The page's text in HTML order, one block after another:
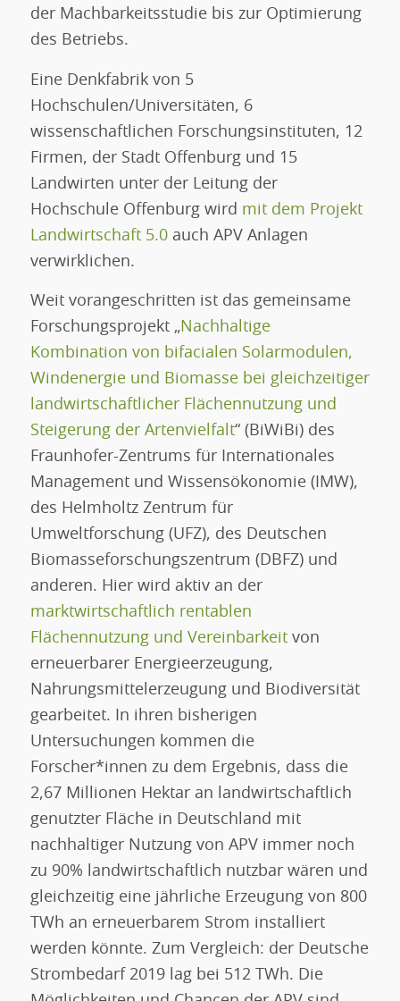
der Machbarkeitsstudie bis zur Optimierung
des Betriebs.
Eine Denkfabrik von 5
Hochschulen/Universitäten, 6
wissenschaftlichen Forschungsinstituten, 12
Firmen, der Stadt Offenburg und 15
Landwirten unter der Leitung der
Hochschule Offenburg wird mit dem Projekt
Landwirtschaft 5.0auch APV Anlagen
verwirklichen.
Weit vorangeschritten ist das gemeinsame
Forschungsprojekt „Nachhaltige
Kombination von bifacialen Solarmodulen,
Windenergie und Biomasse bei gleichzeitiger
landwirtschaftlicher Flächennutzung und
Steigerung der Artenvielfalt“ (BiWiBi) des
Fraunhofer-Zentrums für Internationales
Management und Wissensökonomie (IMW),
des Helmholtz Zentrum für
Umweltforschung (UFZ), des Deutschen
Biomasseforschungszentrum (DBFZ) und
anderen. Hier wird aktiv an der
marktwirtschaftlich rentablen
Flächennutzung und Vereinbarkeitvon
erneuerbarer Energieerzeugung,
Nahrungsmittelerzeugung und Biodiversität
gearbeitet. In ihren bisherigen
Untersuchungen kommen die
Forscher*innen zu dem Ergebnis, dass die
2,67 Millionen Hektar an landwirtschaftlich
genutzter Fläche in Deutschland mit
nachhaltiger Nutzung von APV immer noch
zu 90% landwirtschaftlich nutzbar wären und
gleichzeitig eine jährliche Erzeugung von 800
TWh an erneuerbarem Strom installiert
werden könnte. Zum Vergleich: der Deutsche
Strombedarf 2019 lag bei 512 TWh. Die